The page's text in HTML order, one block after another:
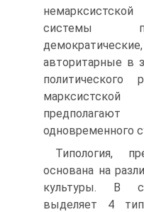
немарксистской
системы
авторитарные в
одновременного
Типология,
основана на
культуры. В
выделяет 4